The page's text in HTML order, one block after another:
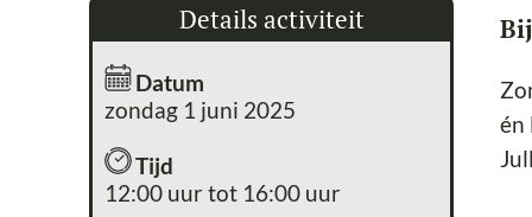
Details activiteit
Datum
zondag 1 juni 2025
Tijd
12:00 uur tot 16:00 uur
én